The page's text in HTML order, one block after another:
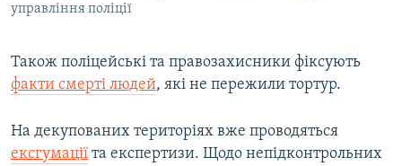
управління поліції
Також поліцейські та правозахисники фіксують
факти смерті людей, які не пережили тортур.
На декупованих територіях вже проводяться
ексгумації та експертизи. Щодо непідконтрольних